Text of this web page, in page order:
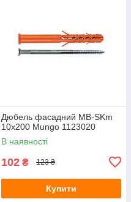
Дюбель фасадний MB-SKm
10х200 Mungo 1123020
В наявності
102 ₴ 123 ₴
Купити